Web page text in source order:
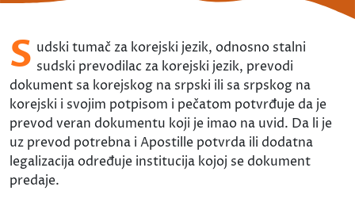
S udski tumač za korejski jezik, odnosno stalni
sudski prevodilac za korejski jezik, prevodi
dokument sa korejskog na srpski ili sa srpskog na
korejski i svojim potpisom i pečatom potvrđuje da je
prevod veran dokumentu koji je imao na uvid. Da li je
uz prevod potrebna i Apostille potvrda ili dodatna
legalizacija određuje institucija kojoj se dokument
predaje.